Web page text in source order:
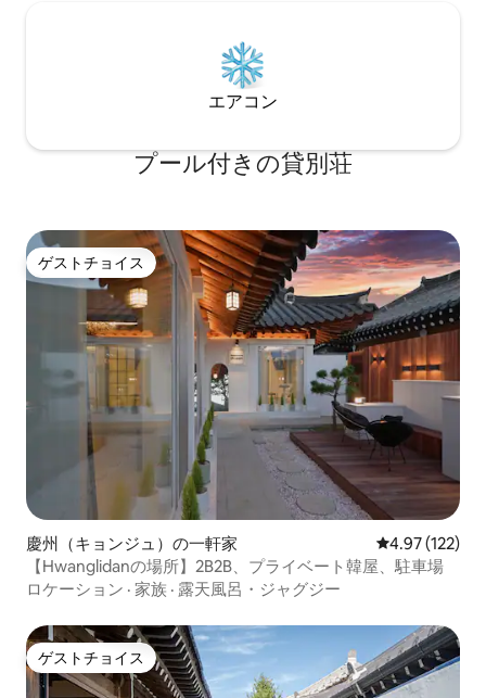
エアコン
プール付きの貸別荘
ゲストチョイス
ゲストチョイス
慶州（キョンジュ）の一軒家 レビュー122
4.97 (122)
【Hwanglidanの場所】2B2B、プライベート韓屋、駐車場
ロケーション · 家族 · 露天風呂・ジャグジー
ゲストチョイス
ゲストチョイス